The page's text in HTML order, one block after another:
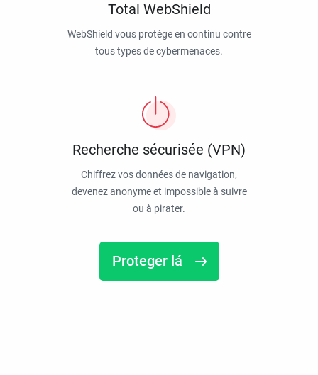
Total WebShield
WebShield vous protège en continu contre
tous types de cybermenaces.
Recherche sécurisée (VPN)
Chiffrez vos données de navigation,
devenez anonyme et impossible à suivre
ou à pirater.
Proteger lá